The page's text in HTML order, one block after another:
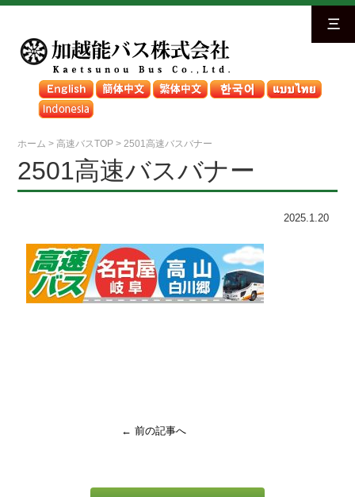
三
ホーム >高速バスTOP > 2501高速バスバナー
2501高速バスバナー
2025.1.20
← 前の記事へ